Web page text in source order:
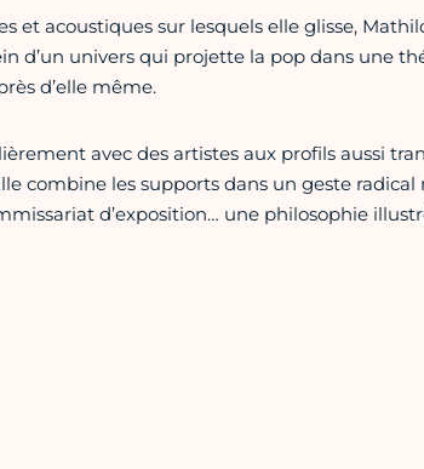
et acoustiques sur lesquels elle glisse,
d’un univers qui projette la pop dans une
d’elle même.
avec des artistes aux profils aussi
combine les supports dans un geste
d’exposition… une philosophie